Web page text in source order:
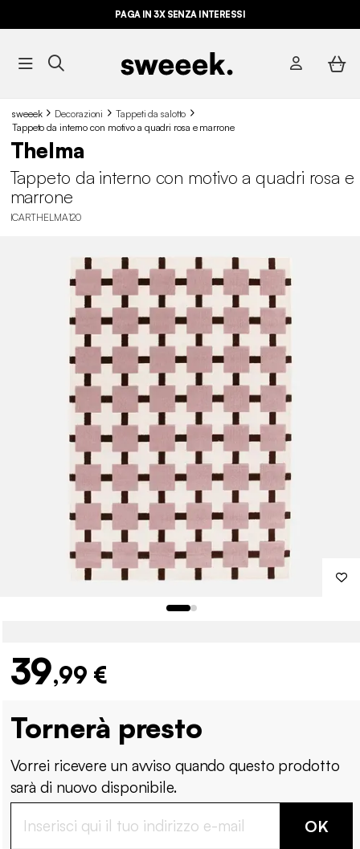
PAGA IN 3X SENZA INTERESSI
sweeek Decorazioni
Tappeti da salotto
Tappeto da interno con motivo a quadri rosa e marrone
Thelma
Tappeto da interno con motivo a quadri rosa e
marrone
ICARTHELMA120
39,99 €
Tornerà presto
Vorrei ricevere un avviso quando questo prodotto
sarà di nuovo disponibile.
OK